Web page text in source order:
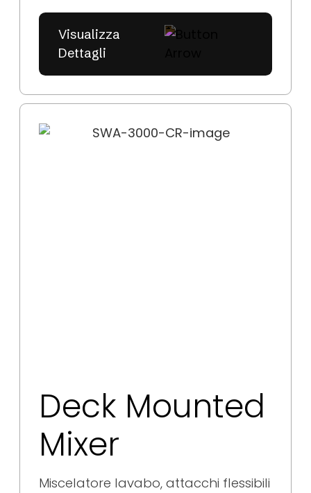
Visualizza
Dettagli
Deck Mounted
Mixer
Miscelatore lavabo, attacchi flessibili